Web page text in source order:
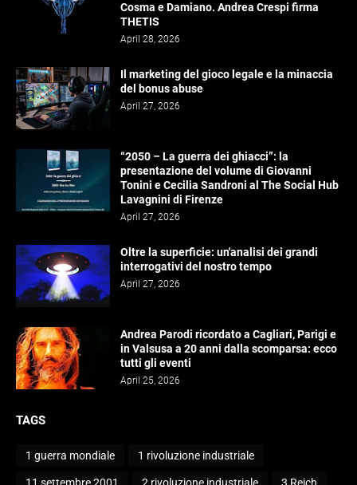
Cosma e Damiano. Andrea Crespi firma
THETIS
April 28, 2026
Il marketing del gioco legale e la minaccia
del bonus abuse
April 27, 2026
“2050 – La guerra dei ghiacci”: la
presentazione del volume di Giovanni
Tonini e Cecilia Sandroni al The Social Hub
Lavagnini di Firenze
April 27, 2026
Oltre la superficie: un'analisi dei grandi
interrogativi del nostro tempo
April 27, 2026
Andrea Parodi ricordato a Cagliari, Parigi e
in Valsusa a 20 anni dalla scomparsa: ecco
tutti gli eventi
April 25, 2026
TAGS
1 guerra mondiale 1 rivoluzione industriale
11 settembre 2001 2 rivoluzione industriale 3 Reich